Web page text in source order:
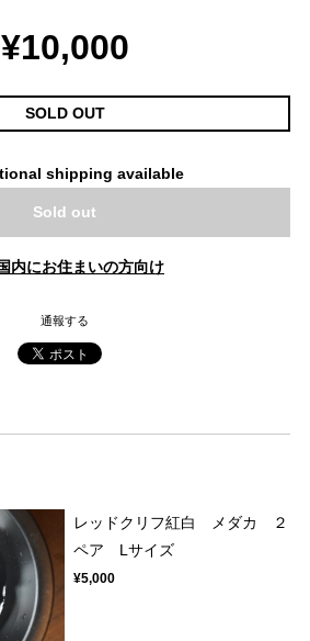
¥10,000
SOLD OUT
shipping available
Sold out
内にお住まいの方向け
通報する
レッドクリフ紅白 メダカ ２
ペア Lサイズ
¥5,000